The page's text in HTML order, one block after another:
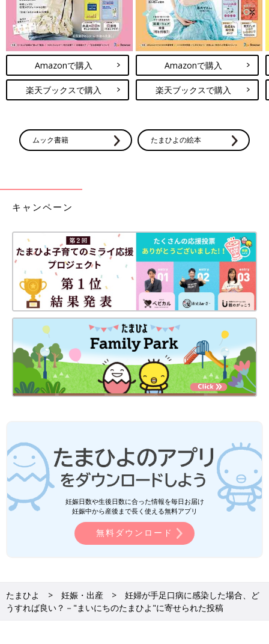
Amazonで購入
楽天ブックスで購入
Amazonで購入
楽天ブックスで購入
ムック書籍 たまひよの絵本
キャンペーン
妊娠日数や生後日数に合った情報を毎日お届け
妊娠中から産後まで長く使える無料アプリ
無料ダウンロード
たまひよ 妊娠・出産
妊婦が手足口病に感染した場合、ど
うすれば良い？－"まいにちのたまひよ"に寄せられた投稿